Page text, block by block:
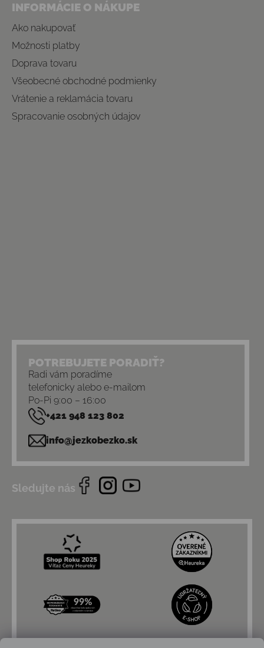
INFORMÁCIE O NÁKUPE
Ako nakupovať
Možnosti platby
Doprava tovaru
Všeobecné obchodné podmienky
Vrátenie a reklamácia tovaru
Spracovanie osobných údajov
POTREBUJETE PORADIŤ?
Radi vám poradíme
telefonicky alebo e-mailom
Po-Pi 9:00 – 16:00
+421 948 123 802
info@jezkobezko.sk
Sledujte nás